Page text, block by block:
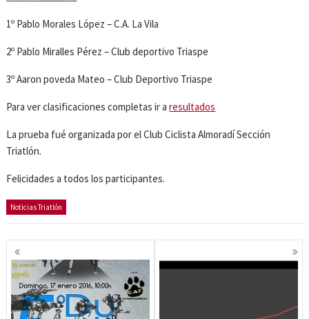
1º Pablo Morales López – C.A. La Vila
2º Pablo Miralles Pérez – Club deportivo Triaspe
3º Aaron poveda Mateo – Club Deportivo Triaspe
Para ver clasificaciones completas ir aresultados
La prueba fué organizada por el Club Ciclista Almoradí Sección
Triatlón.
Felicidades a todos los participantes.
Noticias Triatlón
Navegación
de
entradas